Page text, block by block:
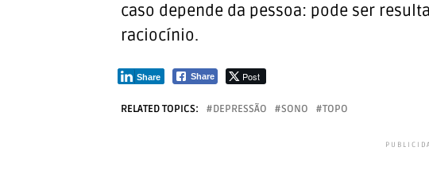
caso depende da pessoa: pode ser
raciocínio.
Share Post
Share
RELATED TOPICS: DEPRESSÃO SONO TOPO